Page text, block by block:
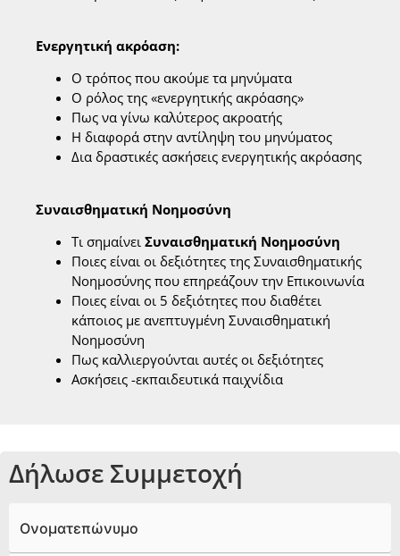
Ενεργητική ακρόαση:
Ο τρόπος που ακούμε τα μηνύματα
Ο ρόλος της «ενεργητικής ακρόασης»
Πως να γίνω καλύτερος ακροατής
Η διαφορά στην αντίληψη του μηνύματος
Δια δραστικές ασκήσεις ενεργητικής ακρόασης
Συναισθηματική Νοημοσύνη
Τι σημαίνει Συναισθηματική Νοημοσύνη
Ποιες είναι οι δεξιότητες της Συναισθηματικής
Νοημοσύνης που επηρεάζουν την Επικοινωνία
Ποιες είναι οι 5 δεξιότητες που διαθέτει
κάποιος με ανεπτυγμένη Συναισθηματική
Νοημοσύνη
Πως καλλιεργούνται αυτές οι δεξιότητες
Ασκήσεις -εκπαιδευτικά παιχνίδια
Δήλωσε Συμμετοχή
Ονοματεπώνυμο